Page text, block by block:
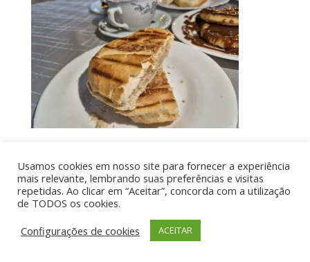
Por aí de Barraca - direitos reservados - Desenvolvido
por UIA WEB
Usamos cookies em nosso site para fornecer a experiência
mais relevante, lembrando suas preferências e visitas
repetidas. Ao clicar em “Aceitar”, concorda com a utilização
de TODOS os cookies.
Configurações de cookies
ACEITAR